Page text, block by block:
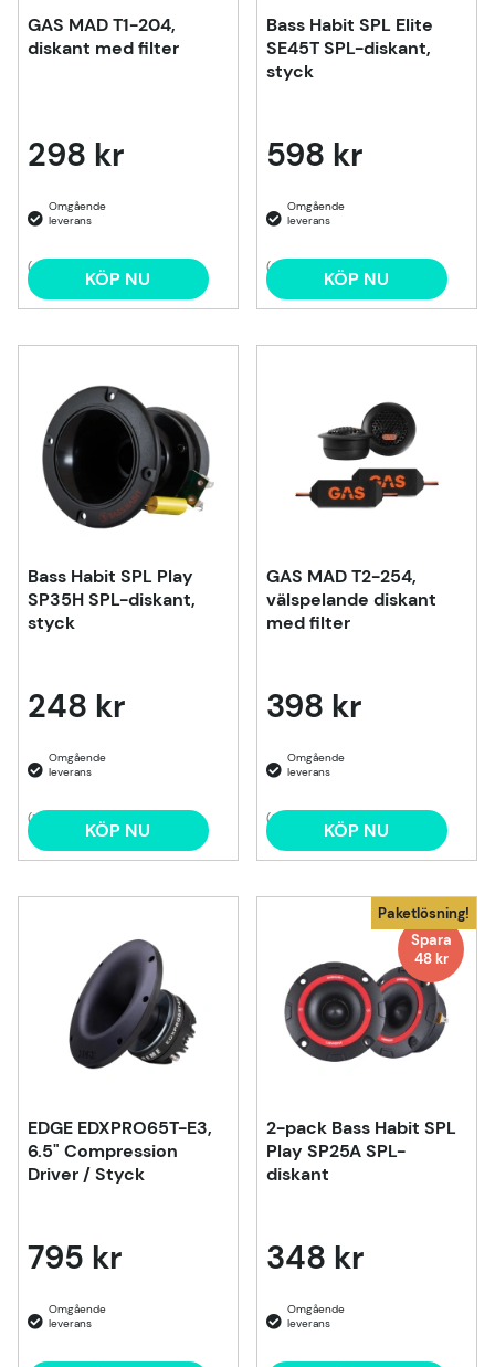
GAS MAD T1-204,
diskant med filter
298 kr
(4) KÖP NU
Bass Habit SPL Elite
SE45T SPL-diskant,
styck
598 kr
(3) KÖP NU
Bass Habit SPL Play
SP35H SPL-diskant,
styck
248 kr
(1) KÖP NU
GAS MAD T2-254,
välspelande diskant
med filter
398 kr
(2) KÖP NU
EDGE EDXPRO65T-E3,
6.5" Compression
Driver / Styck
795 kr
Paketlösning!
Spara
48 kr
2-pack Bass Habit SPL
Play SP25A SPL-
diskant
348 kr